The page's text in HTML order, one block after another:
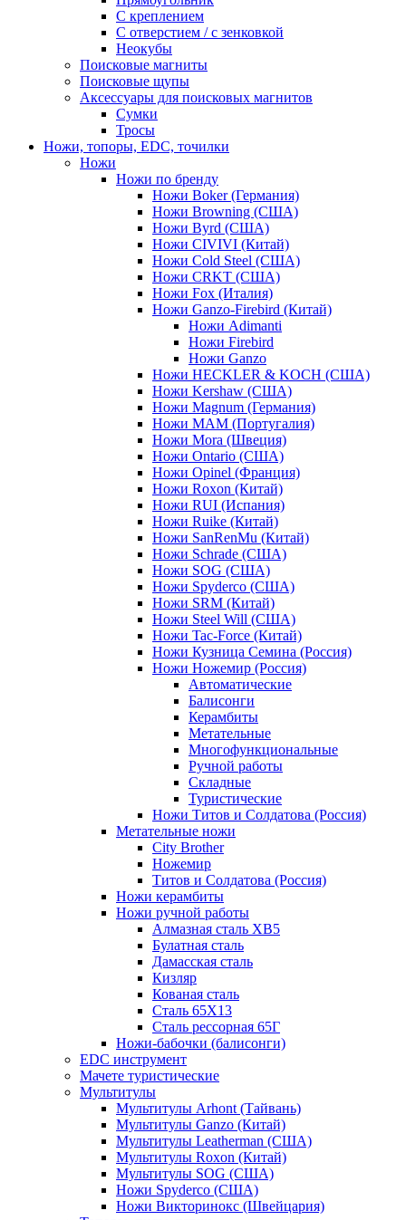
С креплением
С отверстием / с зенковкой
Неокубы
Поисковые магниты
Поисковые щупы
Аксессуары для поисковых магнитов
Сумки
Тросы
Ножи, топоры, EDC, точилки
Ножи
Ножи по бренду
Ножи Boker (Германия)
Ножи Browning (США)
Ножи Byrd (США)
Ножи CIVIVI (Китай)
Ножи Cold Steel (США)
Ножи CRKT (США)
Ножи Fox (Италия)
Ножи Ganzo-Firebird (Китай)
Ножи Adimanti
Ножи Firebird
Ножи Ganzo
Ножи HECKLER & KOCH (США)
Ножи Kershaw (США)
Ножи Magnum (Германия)
Ножи MAM (Португалия)
Ножи Mora (Швеция)
Ножи Ontario (США)
Ножи Opinel (Франция)
Ножи Roxon (Китай)
Ножи RUI (Испания)
Ножи Ruike (Китай)
Ножи SanRenMu (Китай)
Ножи Schrade (США)
Ножи SOG (США)
Ножи Spyderco (США)
Ножи SRM (Китай)
Ножи Steel Will (США)
Ножи Tac-Force (Китай)
Ножи Кузница Семина (Россия)
Ножи Ножемир (Россия)
Автоматические
Балисонги
Керамбиты
Метательные
Многофункциональные
Ручной работы
Складные
Туристические
Ножи Титов и Солдатова (Россия)
Метательные ножи
City Brother
Ножемир
Титов и Солдатова (Россия)
Ножи керамбиты
Ножи ручной работы
Алмазная сталь ХВ5
Булатная сталь
Дамасская сталь
Кизляр
Кованая сталь
Сталь 65Х13
Сталь рессорная 65Г
Ножи-бабочки (балисонги)
EDC инструмент
Мачете туристические
Мультитулы
Мультитулы Arhont (Тайвань)
Мультитулы Ganzo (Китай)
Мультитулы Leatherman (США)
Мультитулы Roxon (Китай)
Мультитулы SOG (США)
Ножи Spyderco (США)
Ножи Викторинокс (Швейцария)